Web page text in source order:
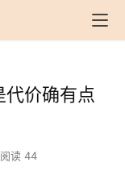
价确有点
阅读 44